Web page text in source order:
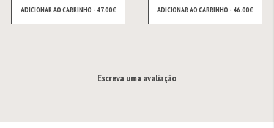
ADICIONAR AO CARRINHO - 47.00€ ADICIONAR AO CARRINHO - 46.00€
Escreva uma avaliação